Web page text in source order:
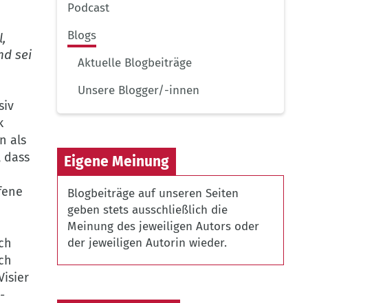
sei
als
Podcast
Blogs
Aktuelle Blogbeiträge
Unsere Blogger/-innen
Eigene Meinung
Blogbeiträge auf unseren Seiten
geben stets ausschließlich die
Meinung des jeweiligen Autors oder
der jeweiligen Autorin wieder.